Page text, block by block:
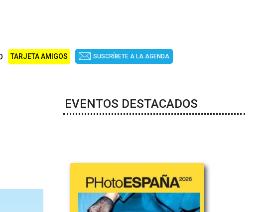
TARJETA AMIGOS SUSCRÍBETE A LA AGENDA
EVENTOS DESTACADOS